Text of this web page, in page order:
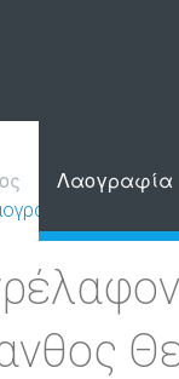
Λαογραφία